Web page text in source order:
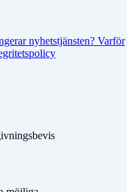
nyhetstjänsten? Varför